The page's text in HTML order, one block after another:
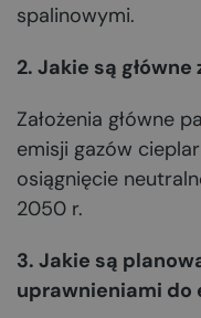
spalinowymi.
2. Jakie są główne
Założenia główne
emisji gazów
osiągnięcie
2050 r.
3. Jakie są
uprawnieniami do